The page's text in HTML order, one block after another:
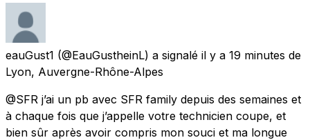
eauGust1 (@EauGustheinL) a signalé il y a 19 minutes de
Lyon, Auvergne-Rhône-Alpes
@SFR j’ai un pb avec SFR family depuis des semaines et
à chaque fois que j’appelle votre technicien coupe, et
bien sûr après avoir compris mon souci et ma longue